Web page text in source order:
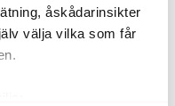
åskådarinsikter
välja vilka som får
Det som spelar roll är
något du faktiskt